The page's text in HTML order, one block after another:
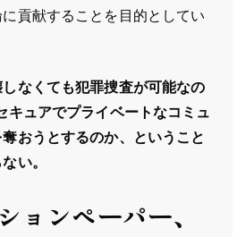
貢献することを目的としてい
なくても犯罪捜査が可能なの
キュアでプライベートなコミュ
おうとするのか、ということ
い。
ョンペーパー、